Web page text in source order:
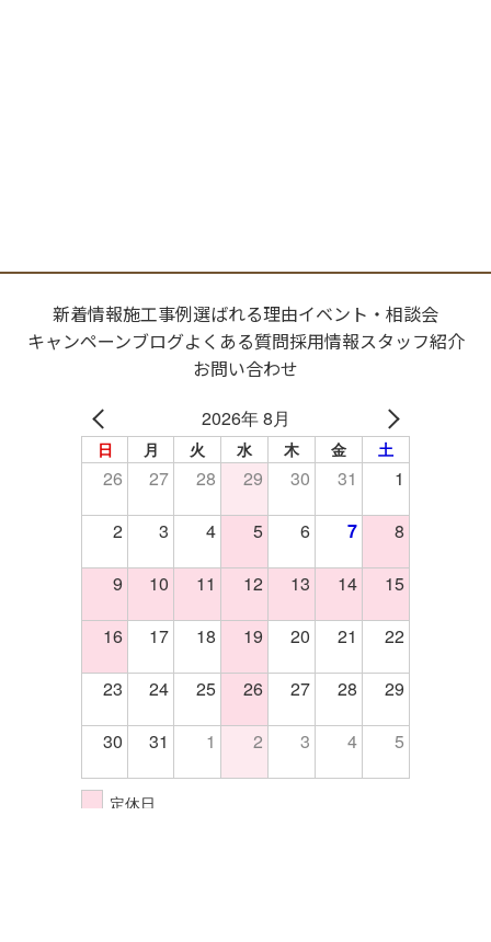
新着情報施工事例選ばれる理由イベント・相談会
キャンペーンブログよくある質問採用情報スタッフ紹介
お問い合わせ
2026年 8月
日 月 火 水 木 金 土
26 27 28 29 30 31 1
2 3 4 5 6 7 8
9 10 11 12 13 14 15
16 17 18 19 20 21 22
23 24 25 26 27 28 29
30 31 1 2 3 4 5
定休日